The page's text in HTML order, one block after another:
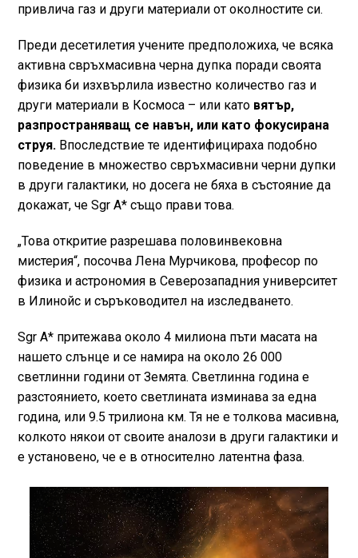
привлича газ и други материали от околностите си.
Преди десетилетия учените предположиха, че всяка
активна свръхмасивна черна дупка поради своята
физика би изхвърлила известно количество газ и
други материали в Космоса – или катовятър,
разпространяващ се навън, или като фокусирана
струя.Впоследствие те идентифицираха подобно
поведение в множество свръхмасивни черни дупки
в други галактики, но досега не бяха в състояние да
докажат, че Sgr A* също прави това.
„Това откритие разрешава половинвековна
мистерия“, посочва Лена Мурчикова, професор по
физика и астрономия в Северозападния университет
в Илинойс и съръководител на изследването.
Sgr A* притежава около 4 милиона пъти масата на
нашето слънце и се намира на около 26 000
светлинни години от Земята. Светлинна година е
разстоянието, което светлината изминава за една
година, или 9.5 трилиона км. Тя не е толкова масивна,
колкото някои от своите аналози в други галактики и
е установено, че е в относително латентна фаза.